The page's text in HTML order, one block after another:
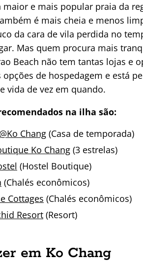
maior e mais popular praia da
é mais cheia e menos
da cara de vila perdida no
Mas quem procura mais
Beach não tem tantas lojas e
de hospedagem e está
vida de vez em quando.
na ilha são:
Chang (Casa de temporada)
Ko Chang (3 estrelas)
(Hostel Boutique)
(Chalés econômicos)
Cottages (Chalés econômicos)
Resort (Resort)
em Ko Chang